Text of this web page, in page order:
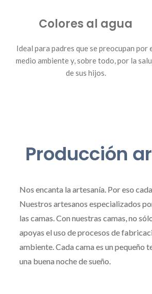
Colores al agua
Ideal para padres que se preocupan por
medio ambiente y, sobre todo, por la
de sus hijos.
Producción
Nos encanta la artesanía. Por eso
Nuestros artesanos especializados
las camas. Con nuestras camas, no
apoyas el uso de procesos de
ambiente. Cada cama es un
una buena noche de sueño.